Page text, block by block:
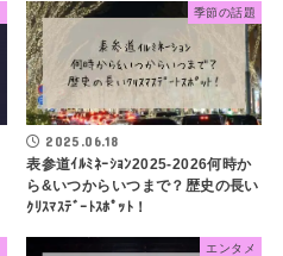
季節の話題
2025.06.18
表参道ｲﾙﾐﾈｰｼｮﾝ2025-2026何時か
ら&いつからいつまで？歴史の長い
ｸﾘｽﾏｽﾃﾞｰﾄｽﾎﾟｯﾄ！
エンタメ